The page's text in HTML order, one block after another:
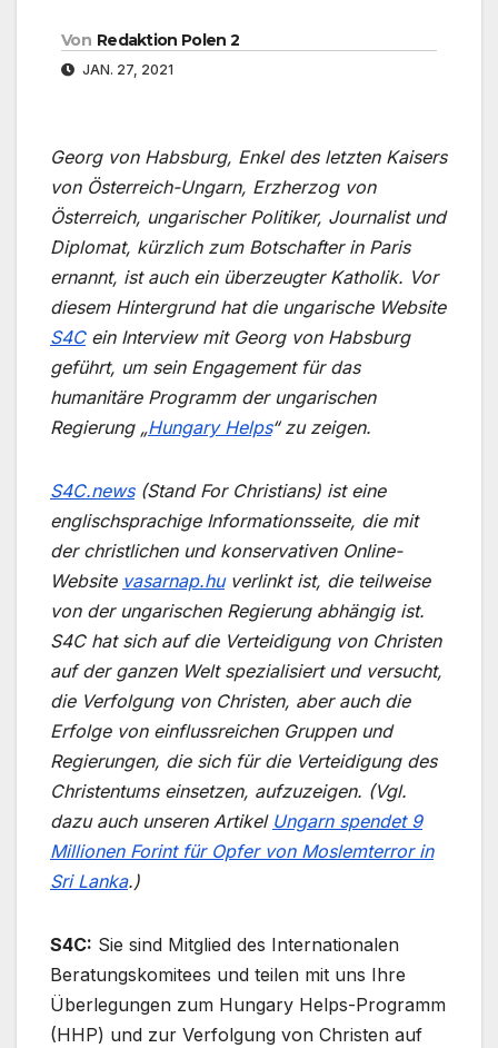
Von Redaktion Polen 2
JAN. 27, 2021
Georg von Habsburg, Enkel des letzten Kaisers
von Österreich-Ungarn, Erzherzog von
Österreich, ungarischer Politiker, Journalist und
Diplomat, kürzlich zum Botschafter in Paris
ernannt, ist auch ein überzeugter Katholik. Vor
diesem Hintergrund hat die ungarische Website
S4Cein Interview mit Georg von Habsburg
geführt, um sein Engagement für das
humanitäre Programm der ungarischen
Regierung „Hungary Helps“ zu zeigen.
S4C.news(Stand For Christians) ist eine
englischsprachige Informationsseite, die mit
der christlichen und konservativen Online-
Website vasarnap.huverlinkt ist, die teilweise
von der ungarischen Regierung abhängig ist.
S4C hat sich auf die Verteidigung von Christen
auf der ganzen Welt spezialisiert und versucht,
die Verfolgung von Christen, aber auch die
Erfolge von einflussreichen Gruppen und
Regierungen, die sich für die Verteidigung des
Christentums einsetzen, aufzuzeigen. (Vgl.
dazu auch unseren Artikel Ungarn spendet 9
Millionen Forint für Opfer von Moslemterror in
Sri Lanka.)
S4C: Sie sind Mitglied des Internationalen
Beratungskomitees und teilen mit uns Ihre
Überlegungen zum Hungary Helps-Programm
(HHP) und zur Verfolgung von Christen auf